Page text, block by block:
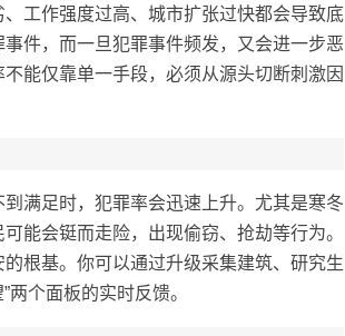
工作强度过高、城市扩张过快都会导致底
件，而一旦犯罪事件频发，又会进一步恶
能仅靠单一手段，必须从源头切断刺激因
满足时，犯罪率会迅速上升。尤其是寒冬
能会铤而走险，出现偷窃、抢劫等行为。
根基。你可以通过升级采集建筑、研究生
两个面板的实时反馈。